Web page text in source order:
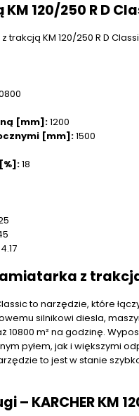
120/250 R D
trakcją KM 120/250 R D
[mm]:1200
[mm]:1500
18
z
to narzędzie, które
silnikowi diesla,
m² na godzinę.
pyłem, jak i większymi
to jest w stanie
– KARCHER KM